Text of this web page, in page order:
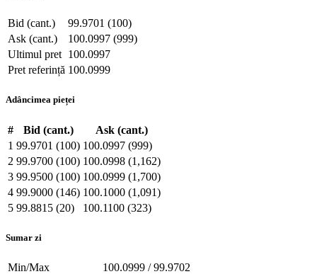
Bid (cant.)
99.9701 (100)
Ask (cant.)
100.0997 (999)
Ultimul pret 100.0997
Pret referință 100.0999
Adâncimea pieței
# Bid (cant.)
Ask (cant.)
1 99.9701 (100) 100.0997 (999)
2 99.9700 (100) 100.0998 (1,162)
3 99.9500 (100) 100.0999 (1,700)
4 99.9000 (146) 100.1000 (1,091)
5 99.8815 (20) 100.1100 (323)
Sumar zi
Min/Max
100.0999 / 99.9702